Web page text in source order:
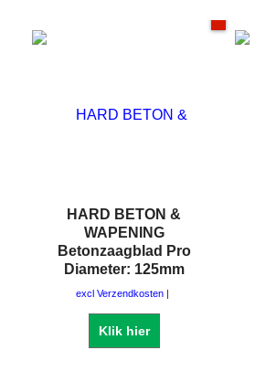
HARD BETON &
WAPENING
Betonzaagblad Pro
Diameter: 125mm
excl Verzendkosten
Klik hier